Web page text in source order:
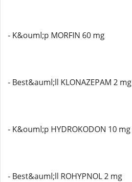
- K&ouml;p MORFIN 60 mg
- Best&auml;ll KLONAZEPAM 2 mg
- K&ouml;p HYDROKODON 10 mg
- Best&auml;ll ROHYPNOL 2 mg